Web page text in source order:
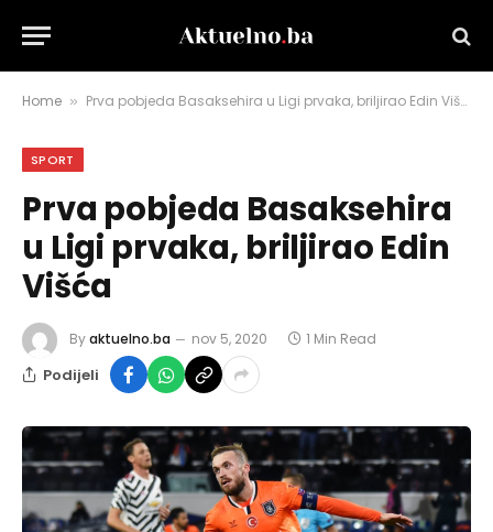
Home » Prva pobjeda Basaksehira u Ligi prvaka, briljirao Edin Višća
SPORT
Prva pobjeda Basaksehira
u Ligi prvaka, briljirao Edin
Višća
Byaktuelno.ba nov 5, 2020 1 Min Read
Podijeli